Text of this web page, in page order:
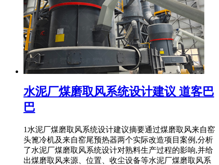
水泥厂煤磨取风系统设计建议 道客巴
巴
1水泥厂煤磨取风系统设计建议摘要通过煤磨取风来自窑
头篦冷机及来自窑尾预热器两个实际改造项目案例,分析
了水泥厂煤磨取风系统设计对熟料生产过程的影响,并给
出煤磨取风来源、位置、收尘设备等水泥厂煤磨取风系